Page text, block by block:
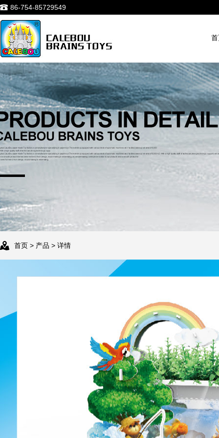
86-754-85729549
首页 > 产品 > 详情